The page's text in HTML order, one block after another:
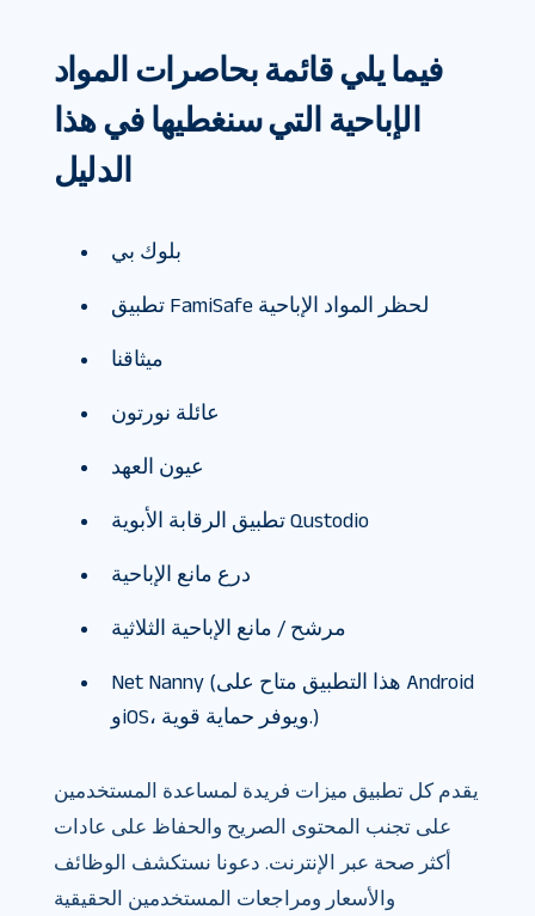
فيما يلي قائمة بحاصرات المواد
الإباحية التي سنغطيها في هذا
الدليل
بلوك بي
تطبيق FamiSafe لحظر المواد الإباحية
ميثاقنا
عائلة نورتون
عيون العهد
تطبيق الرقابة الأبوية Qustodio
درع مانع الإباحية
مرشح / مانع الإباحية الثلاثية
Net Nanny (هذا التطبيق متاح على Android
وiOS، ويوفر حماية قوية.)
يقدم كل تطبيق ميزات فريدة لمساعدة المستخدمين
على تجنب المحتوى الصريح والحفاظ على عادات
أكثر صحة عبر الإنترنت. دعونا نستكشف الوظائف
والأسعار ومراجعات المستخدمين الحقيقية